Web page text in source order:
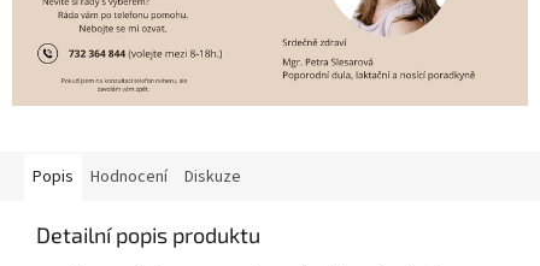
Popis Hodnocení Diskuze
Detailní popis produktu